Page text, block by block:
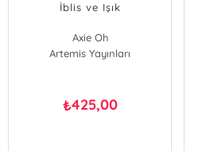
İblis ve Işık
Axie Oh
Artemis Yayınları
₺425,00